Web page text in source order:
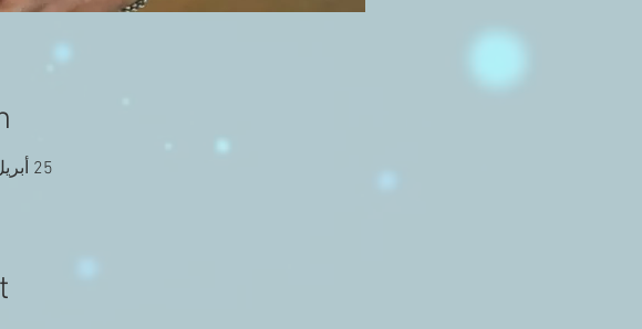
25 أبريل 2021، 7:00 م – 9:00 م غرينتش-7